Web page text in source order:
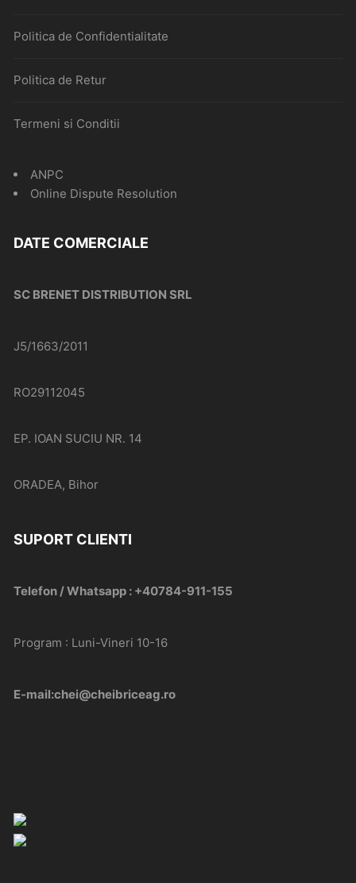
Politica de Confidentialitate
Politica de Retur
Termeni si Conditii
ANPC
Online Dispute Resolution
DATE COMERCIALE
SC BRENET DISTRIBUTION SRL
J5/1663/2011
RO29112045
EP. IOAN SUCIU NR. 14
ORADEA, Bihor
SUPORT CLIENTI
Telefon / Whatsapp : +40784-911-155
Program : Luni-Vineri 10-16
E-mail:chei@cheibriceag.ro